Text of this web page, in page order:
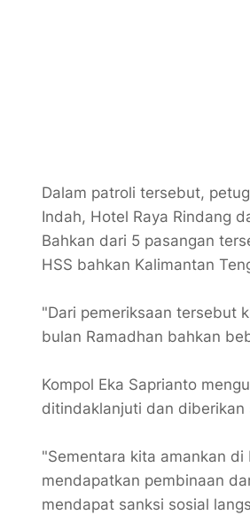
Dalam patroli tersebut,
Indah, Hotel Raya Rindang
Bahkan dari 5 pasangan
HSS bahkan Kalimantan
"Dari pemeriksaan tersebut
bulan Ramadhan bahkan
Kompol Eka Saprianto
ditindaklanjuti dan diberikan
"Sementara kita amankan
mendapatkan pembinaan
mendapat sanksi sosial